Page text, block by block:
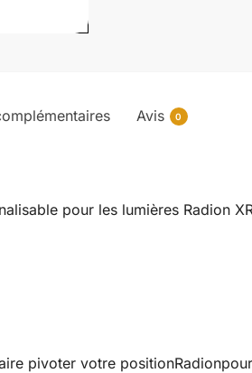
Avis 0
pour les lumières Radion
pivoter votre positionRadion